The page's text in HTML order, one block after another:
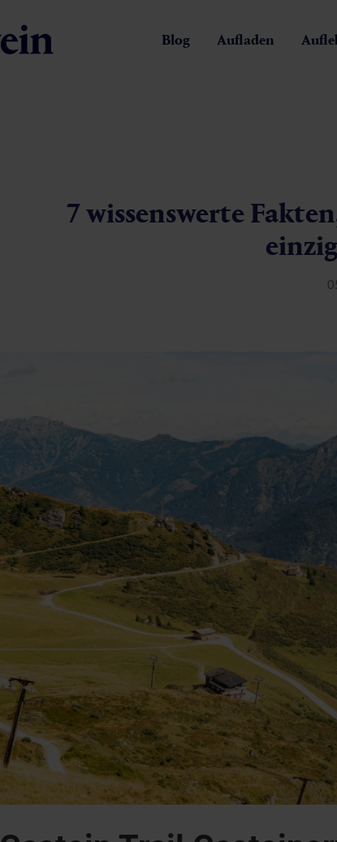
Blog Aufladen
7 wissenswerte